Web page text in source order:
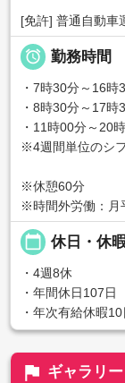
[免許] 普通自動車
 勤務時間
・7時30分～16時
・8時30分～17時
・11時00分～20
※4週間単位のシ
※休憩60分
※時間外労働：月
calendar_today 休日・休
・4週8休
・年間休日107日
・年次有給休暇
flag ギャラリー